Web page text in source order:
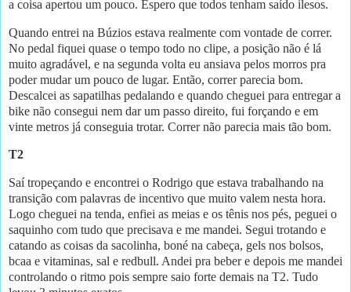
a coisa apertou um pouco. Espero que todos tenham saído ilesos.
Quando entrei na Búzios estava realmente com vontade de correr.
No pedal fiquei quase o tempo todo no clipe, a posição não é lá
muito agradável, e na segunda volta eu ansiava pelos morros pra
poder mudar um pouco de lugar. Então, correr parecia bom.
Descalcei as sapatilhas pedalando e quando cheguei para entregar a
bike não consegui nem dar um passo direito, fui forçando e em
vinte metros já conseguia trotar. Correr não parecia mais tão bom.
T2
Saí tropeçando e encontrei o Rodrigo que estava trabalhando na
transição com palavras de incentivo que muito valem nesta hora.
Logo cheguei na tenda, enfiei as meias e os tênis nos pés, peguei o
saquinho com tudo que precisava e me mandei. Segui trotando e
catando as coisas da sacolinha, boné na cabeça, gels nos bolsos,
bcaa e vitaminas, sal e redbull. Andei pra beber e depois me mandei
controlando o ritmo pois sempre saio forte demais na T2. Tudo